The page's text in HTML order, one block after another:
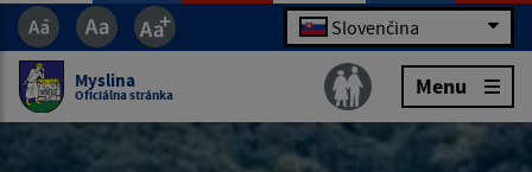
Slovenčina
Myslina
Oficiálna stránka Menu